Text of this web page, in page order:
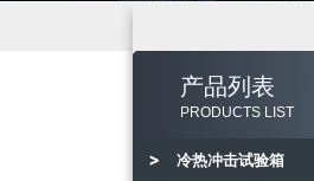
产品列表
PRODUCTS LIST
冷热冲击试验箱